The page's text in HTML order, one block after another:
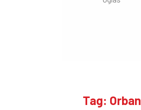
Tag: Orban